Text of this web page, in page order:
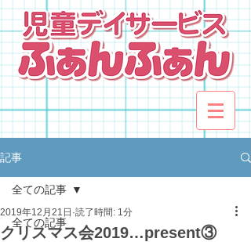
記事
全ての記事
全ての記事
クリスマス会2019…present③
2019年12月21日 読了時間: 1分